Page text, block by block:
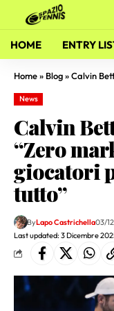
HOME ENTRY
Home» Blog»Calvin Betton
News
Calvin
“Zero
giocatori
tutto”
Last updated: 3 Dicembre
ByLapo Castrichella03/